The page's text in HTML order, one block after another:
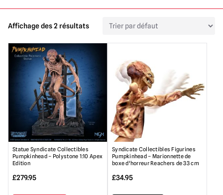
Affichage des 2 résultats
Statue Syndicate Collectibles
Pumpkinhead – Polystone 1:10 Apex
Edition
£279.95
Syndicate Collectibles Figurines
Pumpkinhead – Marionnette de
boxe d'horreur Reachers de 33 cm
£34.95